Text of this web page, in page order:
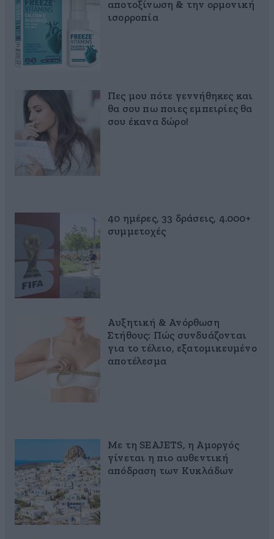
αποτοξίνωση & την ορμονική
ισορροπία
Πες μου πότε γεννήθηκες και
θα σου πω ποιες εμπειρίες θα
σου έκανα δώρο!
40 ημέρες, 33 δράσεις, 4.000+
συμμετοχές
Αυξητική & Ανόρθωση
Στήθους: Πώς συνδυάζονται
για το τέλειο, εξατομικευμένο
αποτέλεσμα
Με τη SEAJETS, η Αμοργός
γίνεται η πιο αυθεντική
απόδραση των Κυκλάδων